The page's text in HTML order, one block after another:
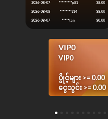
2026-08-07 *********p81 38.00
2026-08-08 ********t14 38.00
2026-08-07 *****tan 30.00
VIP0
VIP0
ပွိုင့်များ >= 0.00
ငွေသွင်း >= 0.00
ပွိုင့်များ
ငွေသွင်း >=
ပွိုင့်မျ
ငွေသွင်
ပွို
ငွေ